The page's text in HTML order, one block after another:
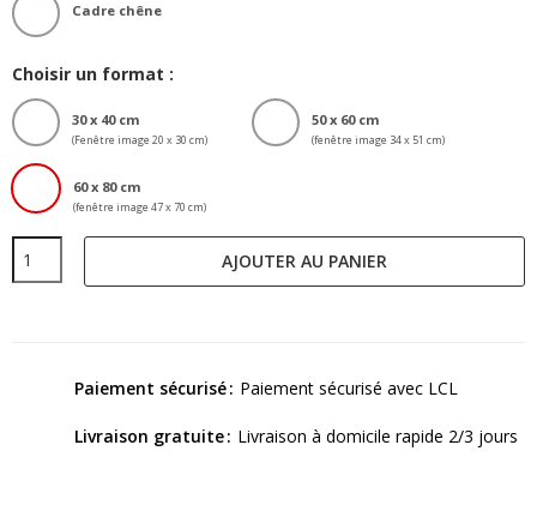
Cadre chêne
Choisir un format :
30 x 40 cm
(Fenêtre image 20 x 30 cm)
50 x 60 cm
(fenêtre image 34 x 51 cm)
60 x 80 cm
(fenêtre image 47 x 70 cm)
AJOUTER AU PANIER
Paiement sécurisé Paiement sécurisé avec LCL
Livraison gratuite Livraison à domicile rapide 2/3 jours